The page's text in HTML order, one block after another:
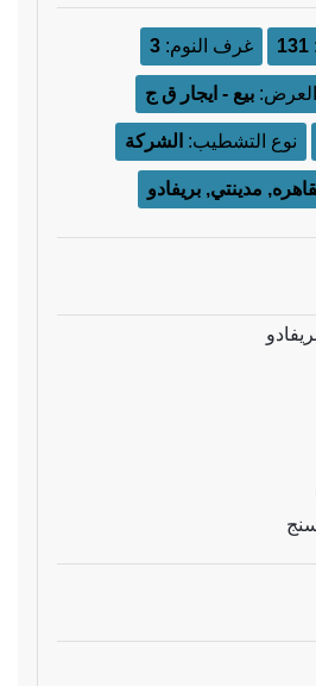
131 غرف النوم: 3
بيع - ايجار ق ج
نوع التشطيب: الشركة
مدينتي, بريفادو